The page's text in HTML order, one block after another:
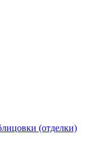
(отделки)